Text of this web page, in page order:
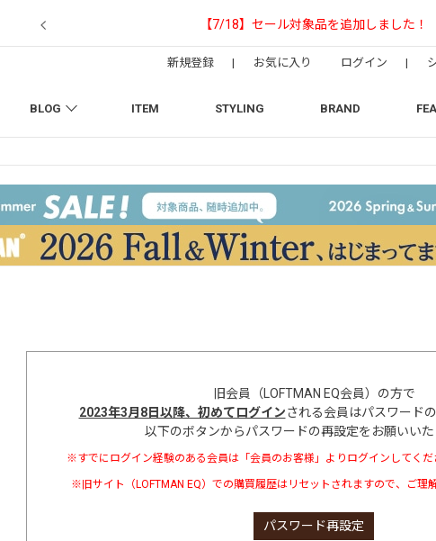
【NEEDLESの別注】
BLOG ITEM STYLING BRAND
新規登録 | お気に入り ログイン |
旧会員（LOFTMAN EQ会員）の方で
2023年3月8日以降、初めてログインされる会員はパスワード
以下のボタンからパスワードの再設定をお願いいた
※すでにログイン経験のある会員は「会員のお客様」よりログインしてくだ
※旧サイト（LOFTMAN EQ）での購買履歴はリセットされますので、ご理
パスワード再設定